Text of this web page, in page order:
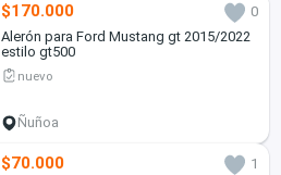
$170.000
0
Alerón para Ford Mustang gt 2015/2022
estilo gt500
nuevo
Ñuñoa
$70.000
1